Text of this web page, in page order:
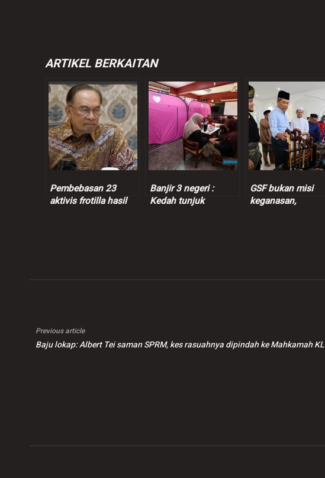
ARTIKEL BERKAITAN
Pembebasan 23
aktivis frotilla hasil
Banjir 3 negeri :
Kedah tunjuk
GSF bukan misi
keganasan,
Previous article
Baju lokap: Albert Tei saman SPRM, kes rasuahnya dipindah ke Mahkamah KL